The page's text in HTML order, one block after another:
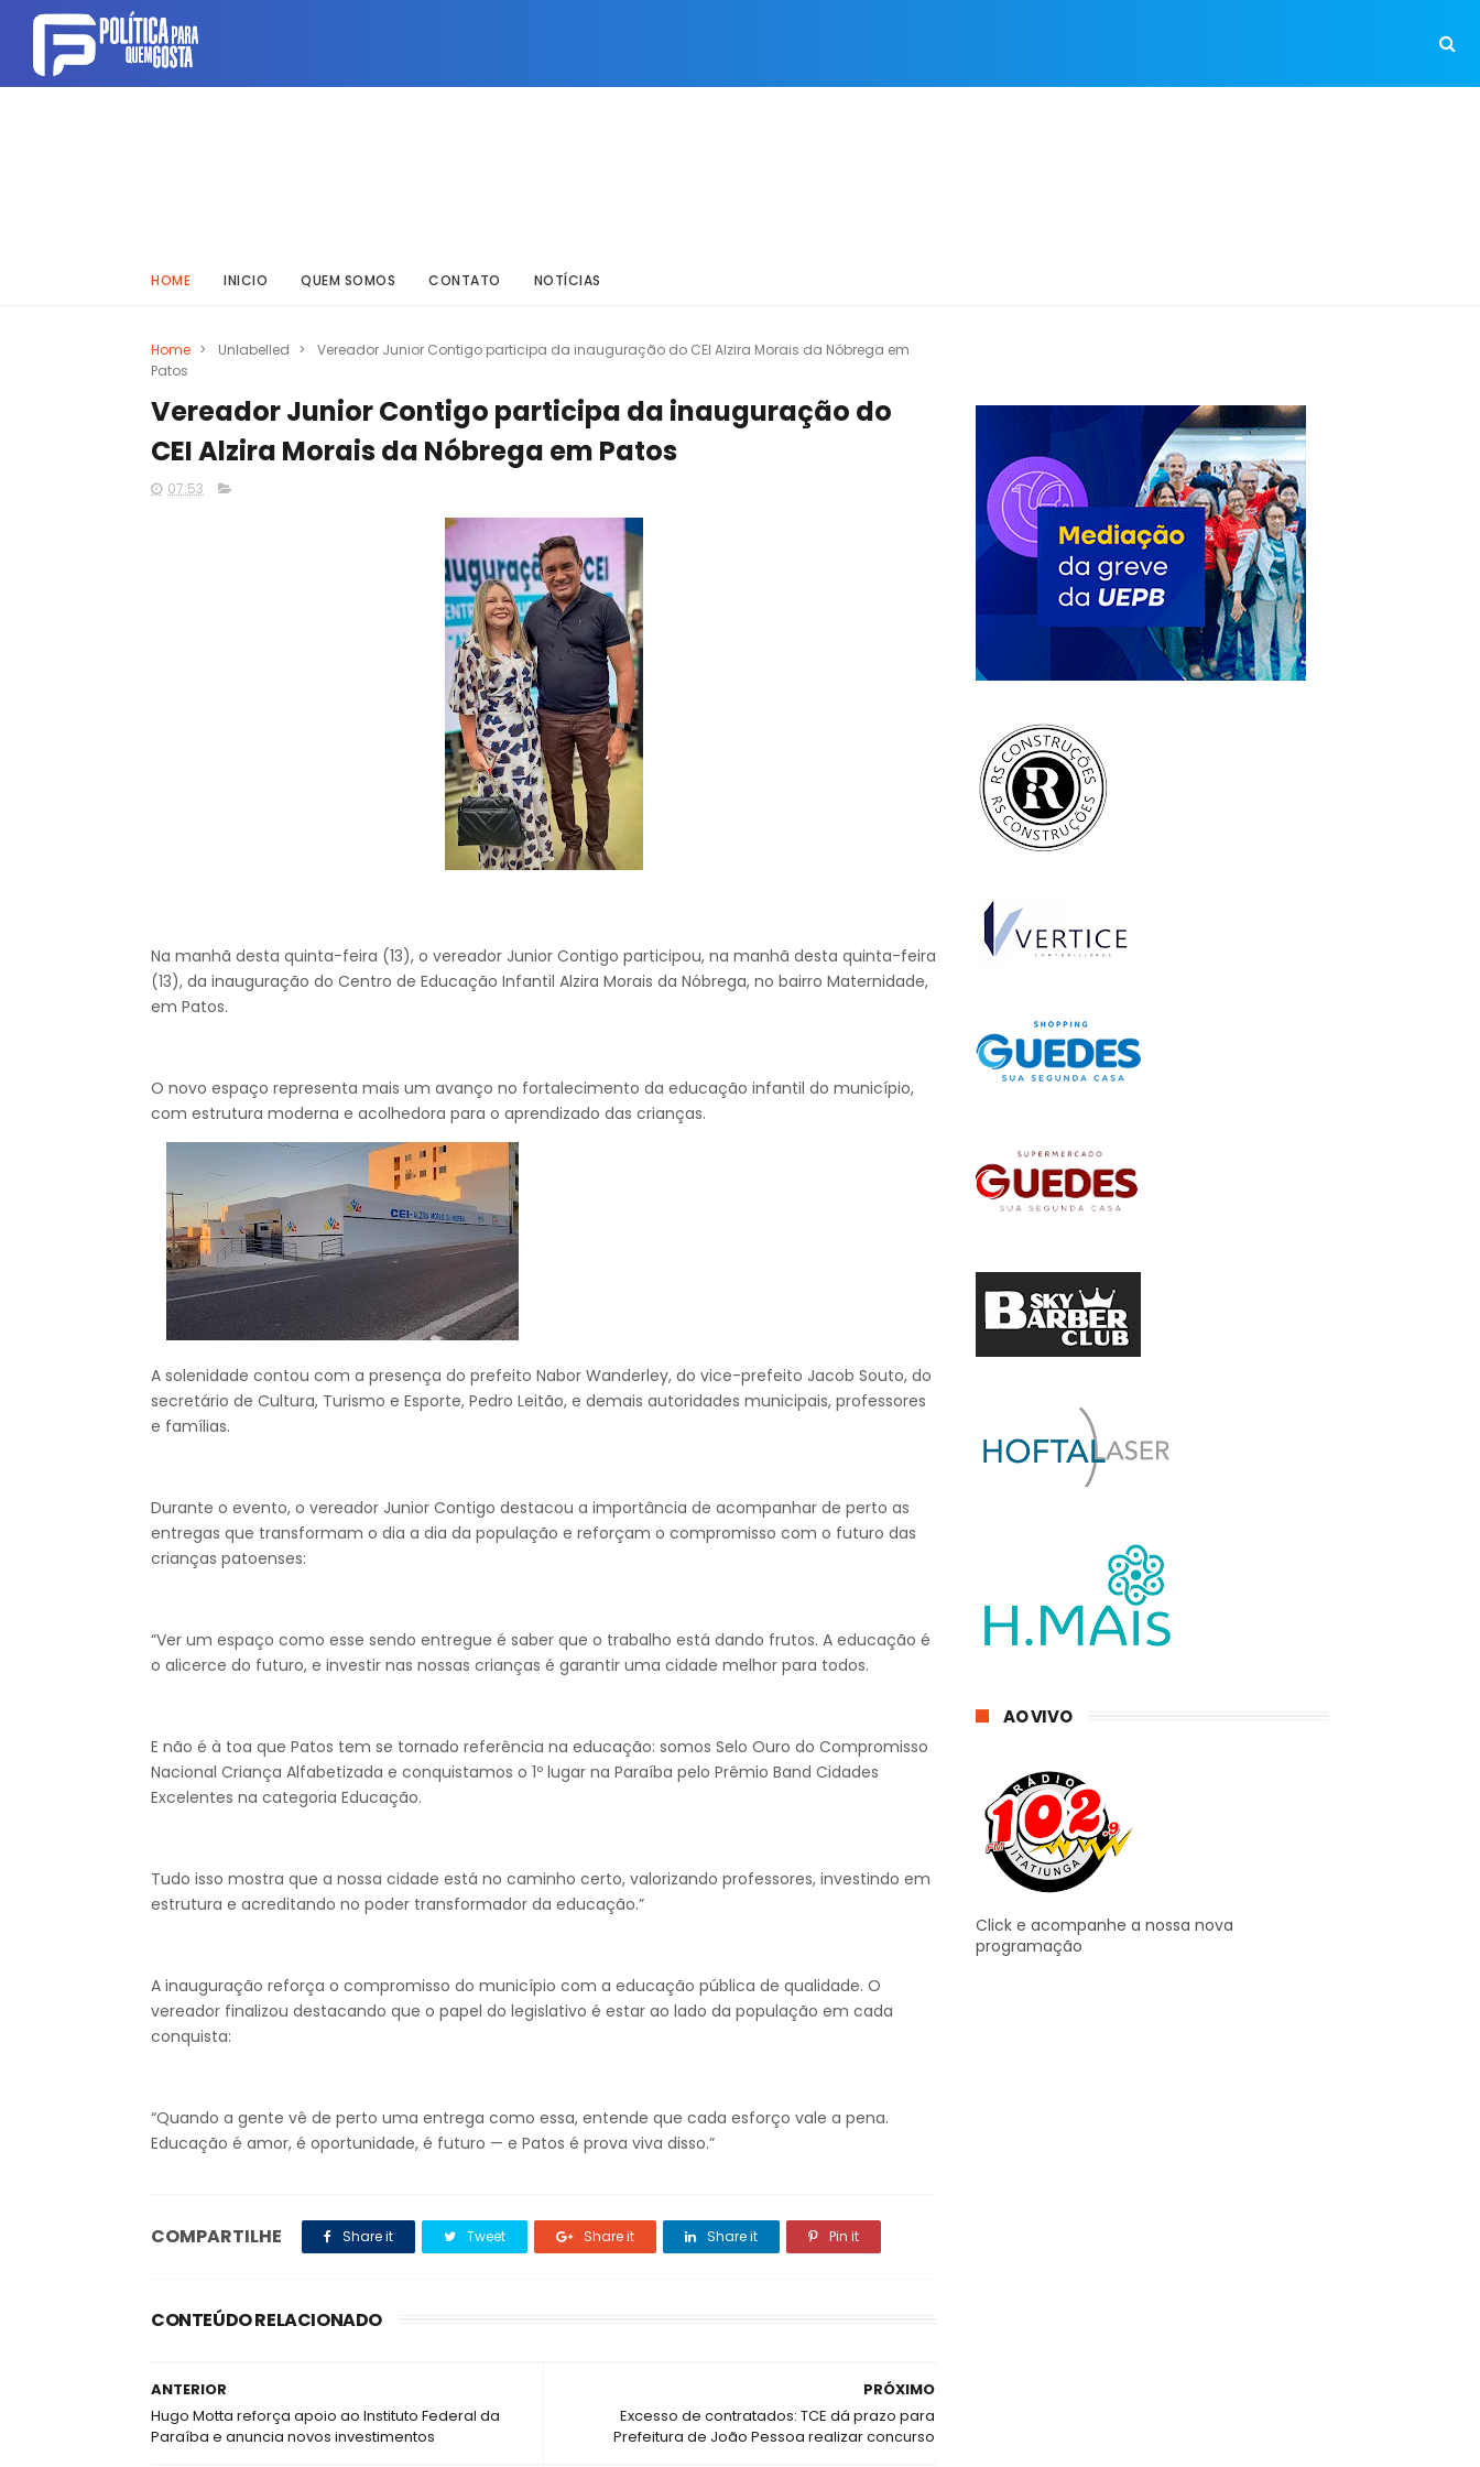
HOME INICIO QUEM SOMOS CONTATO NOTÍCIAS
Home > Unlabelled >
Vereador Junior Contigo participa da inauguração do CEI Alzira Morais da Nóbrega em
Patos
Vereador Junior Contigo participa da inauguração do
CEI Alzira Morais da Nóbrega em Patos
07:53
Na manhã desta quinta-feira (13), o vereador Junior Contigo participou, na manhã desta quinta-feira
(13), da inauguração do Centro de Educação Infantil Alzira Morais da Nóbrega, no bairro Maternidade,
em Patos.
O novo espaço representa mais um avanço no fortalecimento da educação infantil do município,
com estrutura moderna e acolhedora para o aprendizado das crianças.
A solenidade contou com a presença do prefeito Nabor Wanderley, do vice-prefeito Jacob Souto, do
secretário de Cultura, Turismo e Esporte, Pedro Leitão, e demais autoridades municipais, professores
e famílias.
Durante o evento, o vereador Junior Contigo destacou a importância de acompanhar de perto as
entregas que transformam o dia a dia da população e reforçam o compromisso com o futuro das
crianças patoenses:
“Ver um espaço como esse sendo entregue é saber que o trabalho está dando frutos. A educação é
o alicerce do futuro, e investir nas nossas crianças é garantir uma cidade melhor para todos.
E não é à toa que Patos tem se tornado referência na educação: somos Selo Ouro do Compromisso
Nacional Criança Alfabetizada e conquistamos o 1º lugar na Paraíba pelo Prêmio Band Cidades
Excelentes na categoria Educação.
Tudo isso mostra que a nossa cidade está no caminho certo, valorizando professores, investindo em
estrutura e acreditando no poder transformador da educação.”
A inauguração reforça o compromisso do município com a educação pública de qualidade. O
vereador finalizou destacando que o papel do legislativo é estar ao lado da população em cada
conquista:
“Quando a gente vê de perto uma entrega como essa, entende que cada esforço vale a pena.
Educação é amor, é oportunidade, é futuro — e Patos é prova viva disso.”
COMPARTILHE Share it Tweet Share it Share it Pin it
CONTEÚDO RELACIONADO
PRÓXIMO
Excesso de contratados: TCE dá prazo para
Prefeitura de João Pessoa realizar concurso
ANTERIOR
Hugo Motta reforça apoio ao Instituto Federal da
Paraíba e anuncia novos investimentos
AO VIVO
Click e acompanhe a nossa nova
programação